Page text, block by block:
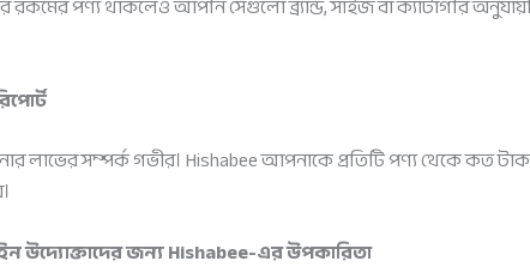
পণ্য থাকলেও আপনি সেগুলো ব্র্যান্ড, সাইজ বা ক্যাটাগরি
লাভের সম্পর্ক গভীর। Hishabee আপনাকে প্রতিটি পণ্য থেকে কত
উদ্যোক্তাদের জন্য Hishabee-এর উপকারিতা